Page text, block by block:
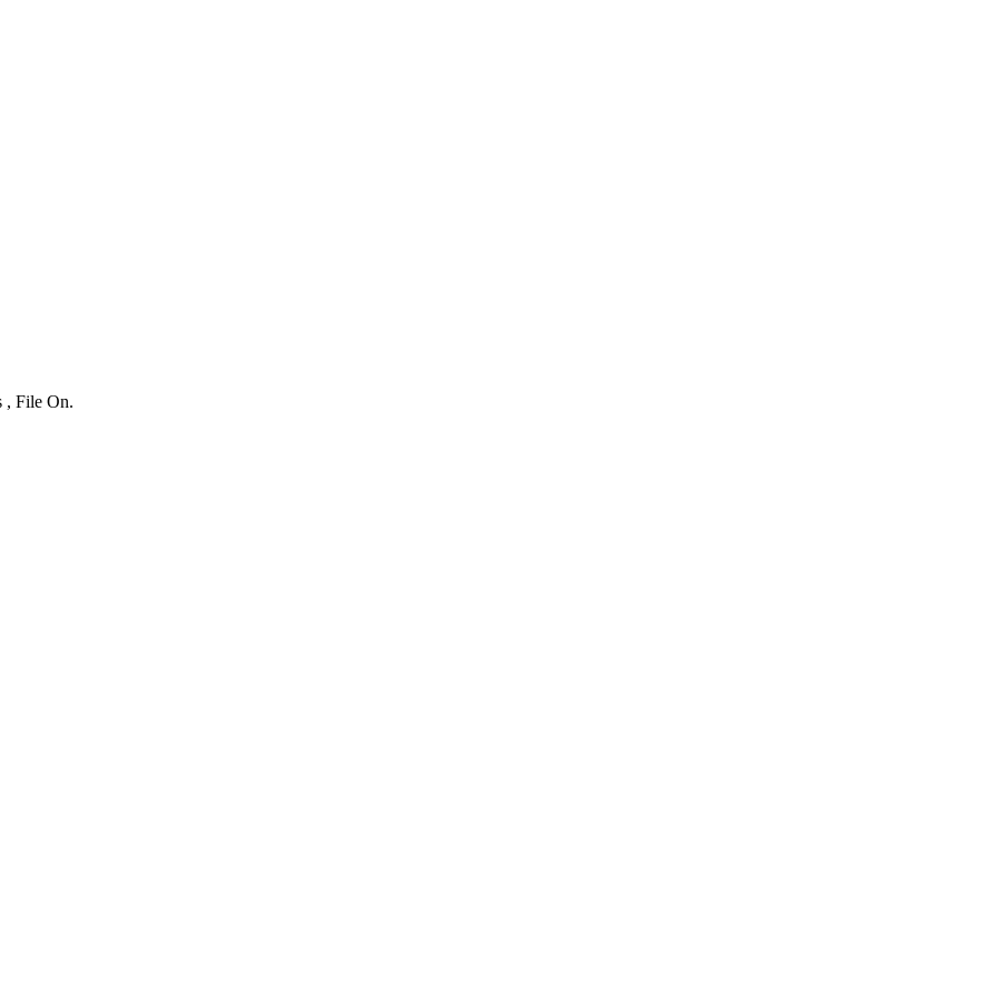
, File On.